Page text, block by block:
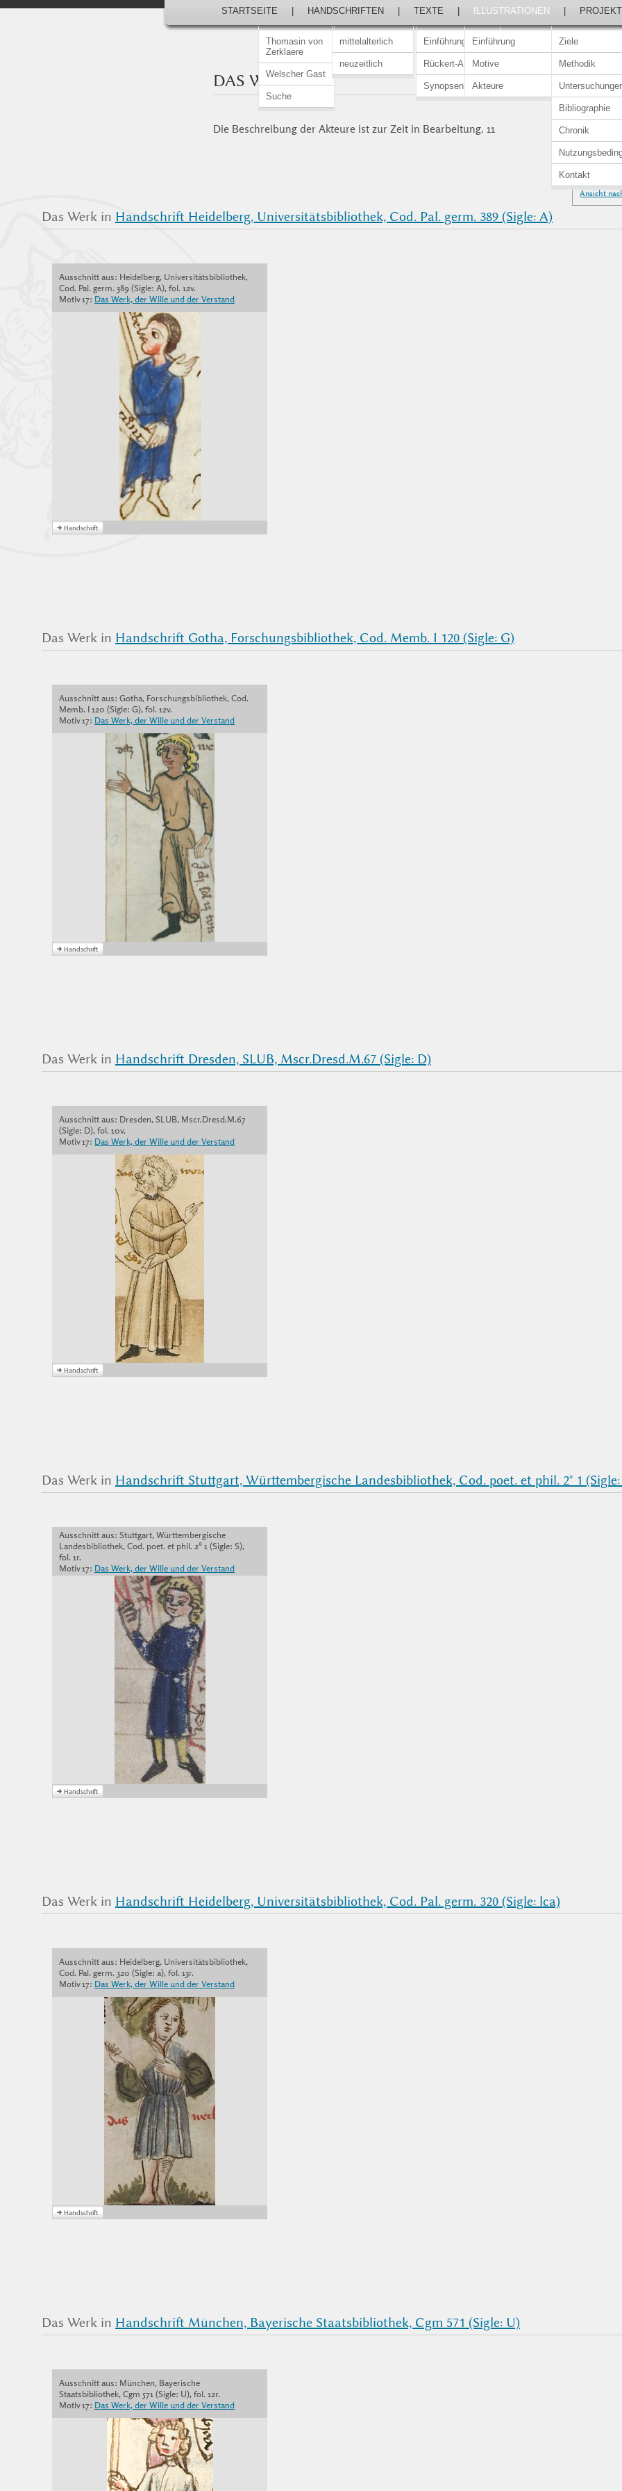
STARTSEITE
Thomasin von
Zerklaere
Welscher Gast
Suche
HANDSCHRIFTEN
mittelalterlich
neuzeitlich
TEXTE
Einführung
Rückert-Ausgabe
Synopsen
ILLUSTRATIONEN
Einführung
Motive
Akteure
PROJEKT
Ziele
Methodik
Bibliographie
Chronik
Kontakt
DAS WERK
Die Beschreibung der Akteure ist zur Zeit in Bearbeitung. 11
Ansicht
Das Werk in Handschrift Heidelberg, Universitätsbibliothek, Cod. Pal. germ. 389 (Sigle: A)
Ausschnitt aus: Heidelberg, Universitätsbibliothek,
Cod. Pal. germ. 389 (Sigle: A), fol. 12v.
Motiv 17: Das Werk, der Wille und der Verstand
Das Werk in Handschrift Gotha, Forschungsbibliothek, Cod. Memb. I 120 (Sigle: G)
Ausschnitt aus: Gotha, Forschungsbibliothek, Cod.
Memb. I 120 (Sigle: G), fol. 12v.
Motiv 17: Das Werk, der Wille und der Verstand
Das Werk in Handschrift Dresden, SLUB, Mscr.Dresd.M.67 (Sigle: D)
Ausschnitt aus: Dresden, SLUB, Mscr.Dresd.M.67
(Sigle: D), fol. 10v.
Motiv 17: Das Werk, der Wille und der Verstand
Das Werk in Handschrift Stuttgart, Württembergische Landesbibliothek, Cod. poet. et phil. 2° 1 (Sigle:
Ausschnitt aus: Stuttgart, Württembergische
Landesbibliothek, Cod. poet. et phil. 2° 1 (Sigle: S),
fol. 1r.
Motiv 17: Das Werk, der Wille und der Verstand
Das Werk in Handschrift Heidelberg, Universitätsbibliothek, Cod. Pal. germ. 320 (Sigle: lca)
Ausschnitt aus: Heidelberg, Universitätsbibliothek,
Cod. Pal. germ. 320 (Sigle: a), fol. 13r.
Motiv 17: Das Werk, der Wille und der Verstand
Das Werk in Handschrift München, Bayerische Staatsbibliothek, Cgm 571 (Sigle: U)
Ausschnitt aus: München, Bayerische
Staatsbibliothek, Cgm 571 (Sigle: U), fol. 12r.
Motiv 17: Das Werk, der Wille und der Verstand